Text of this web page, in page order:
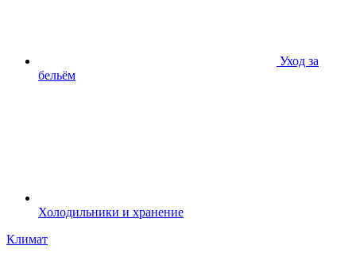
Уход за
бельём
Холодильники и хранение
Климат